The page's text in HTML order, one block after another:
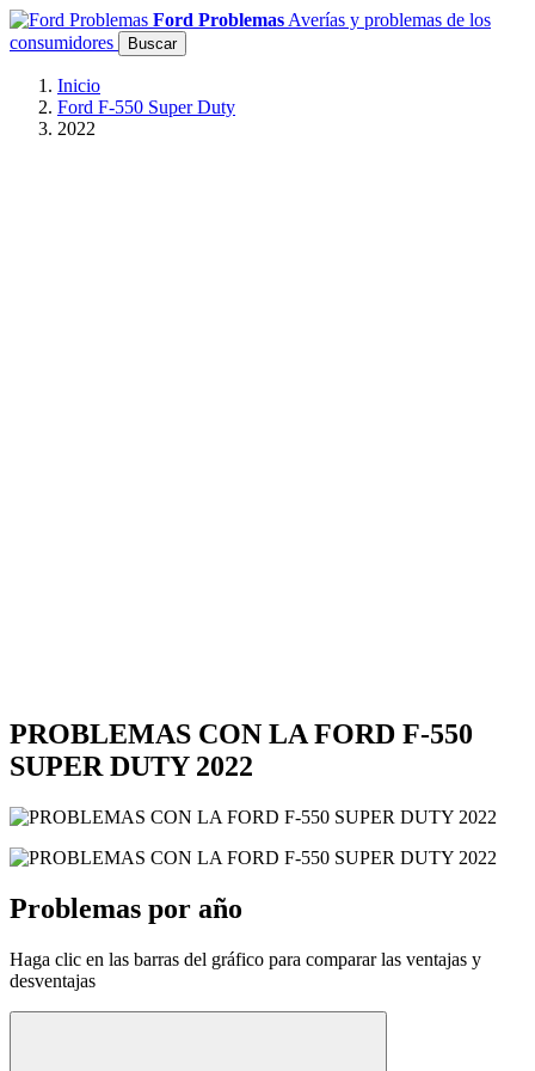
Ford Problemas Averías y problemas de los
consumidores
Buscar
Inicio
Ford F-550 Super Duty
2022
PROBLEMAS CON LA FORD F-550
SUPER DUTY 2022
Problemas por año
Haga clic en las barras del gráfico para comparar las ventajas y
desventajas